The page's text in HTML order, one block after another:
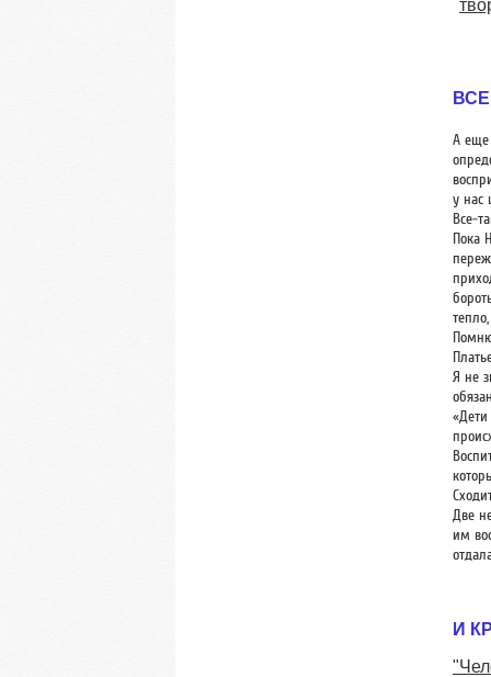
А еще
у нас
Все-
Пока
Я не
Две
им
И